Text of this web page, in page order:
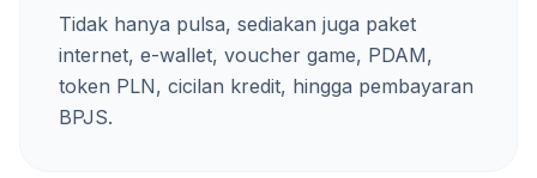
Tidak hanya pulsa, sediakan juga paket
internet, e-wallet, voucher game, PDAM,
token PLN, cicilan kredit, hingga pembayaran
BPJS.